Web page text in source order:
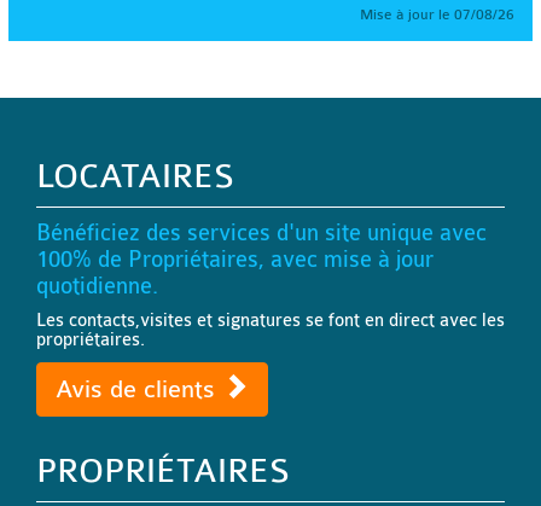
Mise à jour le 07/08/26
LOCATAIRES
Bénéficiez des services d'un site unique avec
100% de Propriétaires, avec mise à jour
quotidienne.
Les contacts,visites et signatures se font en direct avec les
propriétaires.
Avis de clients
PROPRIÉTAIRES